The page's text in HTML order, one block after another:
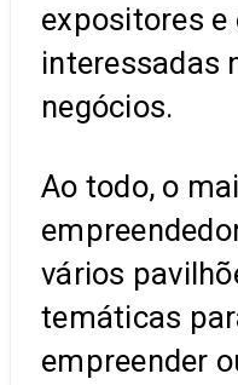
expositores e
interessadas
negócios.
Ao todo, o
vários
temáticas
empreender